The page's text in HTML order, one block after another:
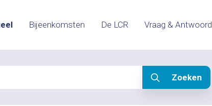
Bijeenkomsten De LCR Vraag & Antwoord
Zoeken